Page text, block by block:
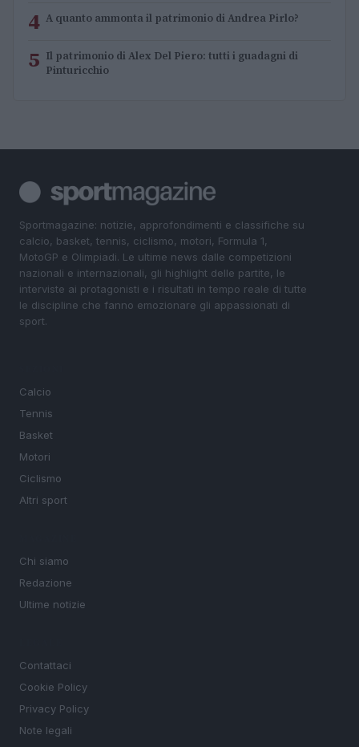
4 A quanto ammonta il patrimonio di Andrea Pirlo?
5 Il patrimonio di Alex Del Piero: tutti i guadagni di
Pinturicchio
Sportmagazine: notizie, approfondimenti e classifiche su
calcio, basket, tennis, ciclismo, motori, Formula 1,
MotoGP e Olimpiadi. Le ultime news dalle competizioni
nazionali e internazionali, gli highlight delle partite, le
interviste ai protagonisti e i risultati in tempo reale di tutte
le discipline che fanno emozionare gli appassionati di
sport.
Calcio
Tennis
Basket
Motori
Ciclismo
Altri sport
Chi siamo
Redazione
Ultime notizie
Contattaci
Cookie Policy
Privacy Policy
Note legali